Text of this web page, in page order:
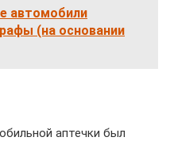
автомобили
(на основании
аптечки был